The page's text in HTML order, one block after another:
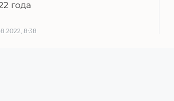
года
8:38